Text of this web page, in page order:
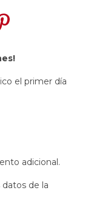
el primer día
adicional.
datos de la